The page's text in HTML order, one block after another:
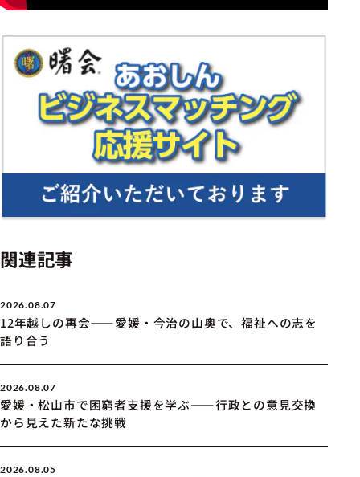
関連記事
2026.08.07
12年越しの再会――愛媛・今治の山奥で、福祉への志を
語り合う
2026.08.07
愛媛・松山市で困窮者支援を学ぶ――行政との意見交換
から見えた新たな挑戦
2026.08.05